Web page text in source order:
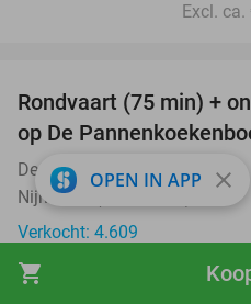
shopping_cart
Excl.
Rondvaart (75 min) +
op De
De Pannenkoekenboot
Nijmegen (+2 locaties)
Verkocht: 4.609
OPEN IN APP close